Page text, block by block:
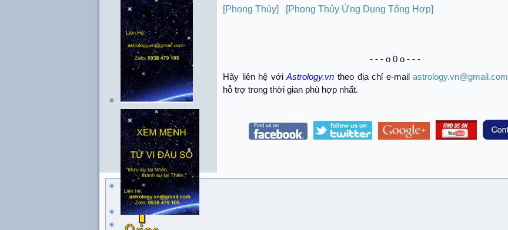
[Phong Thủy]
[Phong Thủy Ứng Dụng Tổng Hợp]
- - - o 0 o - - -
Hãy liên hệ vớiAstrology.vn theo địa chỉ e-mailastrology.vn@gmail.com
hỗ trợ trong thời gian phù hợp nhất.